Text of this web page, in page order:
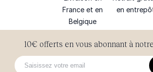
France et en
Belgique
en
10€ offerts en vous abonnant à